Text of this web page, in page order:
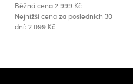
Běžná cena2 999 Kč
Nejnižší cena za posledních 30
dní: 2 099 Kč